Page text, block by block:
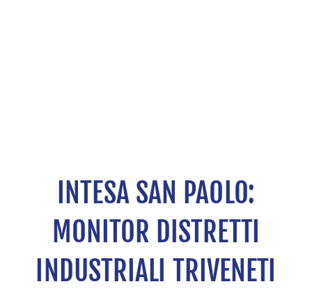
INTESA SAN PAOLO:
MONITOR DISTRETTI
INDUSTRIALI TRIVENETI